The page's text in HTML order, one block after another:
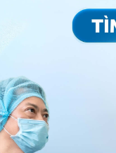
sử dụng rộng rãi
không phải
Bác sĩ dựa trên
bệnh. Bác sĩ có thể
khi người bệnh có